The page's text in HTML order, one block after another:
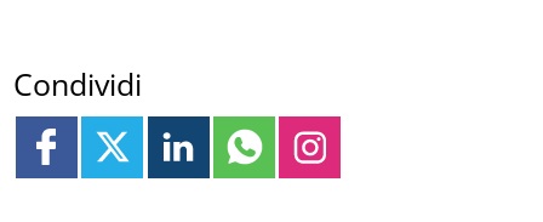
Condividi